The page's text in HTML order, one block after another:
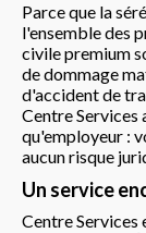
Parce que la
l'ensemble des
civile premium
de dommage
d'accident de
Centre Services
qu'employeur :
aucun risque
Un service
Centre Services